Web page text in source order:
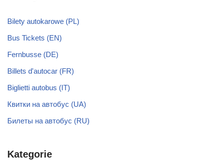
Bilety autokarowe (PL)
Bus Tickets (EN)
Fernbusse (DE)
Billets d'autocar (FR)
Biglietti autobus (IT)
Квитки на автобус (UA)
Билеты на автобус (RU)
Kategorie